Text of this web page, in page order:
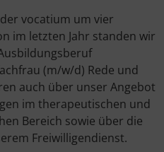
vocatium um vier
im letzten Jahr standen wir
(m/w/d) Rede und
auch über unser Angebot
im therapeutischen und
Bereich sowie über die
Freiwilligendienst.